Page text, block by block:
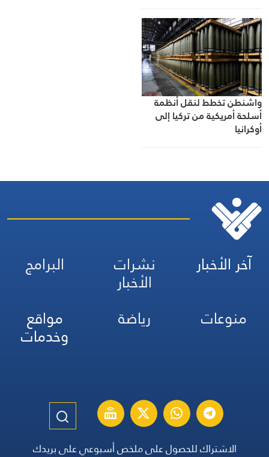
واشنطن تخطط لنقل أنظمة
أسلحة أمريكية من تركيا إلى
أوكرانيا
آخر الأخبار نشرات
الأخبار
البرامج
منوعات
رياضة مواقع
وخدمات
الاشتراك للحصول على ملخص أسبوعي على بريدك